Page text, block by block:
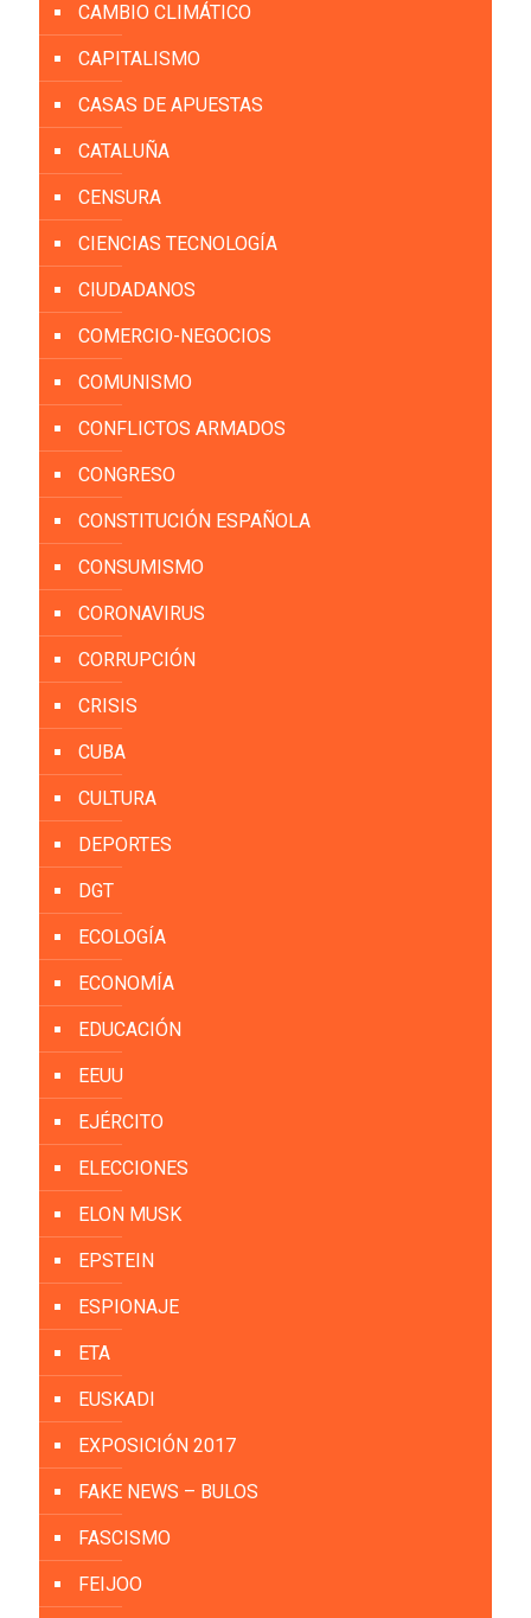
CAMBIO CLIMÁTICO
CAPITALISMO
CASAS DE APUESTAS
CATALUÑA
CENSURA
CIENCIAS TECNOLOGÍA
CIUDADANOS
COMERCIO-NEGOCIOS
COMUNISMO
CONFLICTOS ARMADOS
CONGRESO
CONSTITUCIÓN ESPAÑOLA
CONSUMISMO
CORONAVIRUS
CORRUPCIÓN
CRISIS
CUBA
CULTURA
DEPORTES
DGT
ECOLOGÍA
ECONOMÍA
EDUCACIÓN
EEUU
EJÉRCITO
ELECCIONES
ELON MUSK
EPSTEIN
ESPIONAJE
ETA
EUSKADI
EXPOSICIÓN 2017
FAKE NEWS – BULOS
FASCISMO
FEIJOO